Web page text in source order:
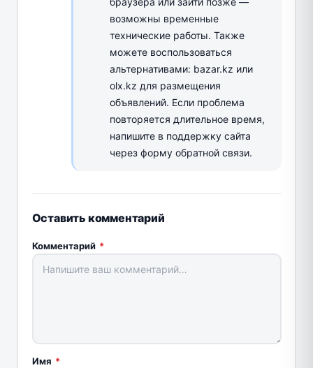
возможны временные
технические работы. Также
можете воспользоваться
альтернативами: bazar.kz или
olx.kz для размещения
объявлений. Если проблема
повторяется длительное время,
напишите в поддержку сайта
через форму обратной связи.
Оставить комментарий
Комментарий *
Имя *